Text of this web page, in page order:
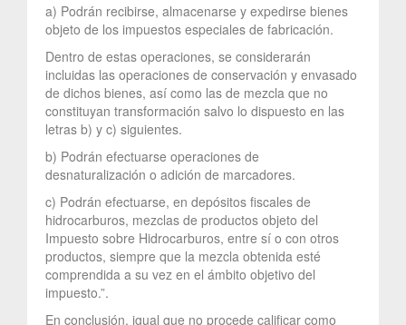
a) Podrán recibirse, almacenarse y expedirse bienes
objeto de los impuestos especiales de fabricación.
Dentro de estas operaciones, se considerarán
incluidas las operaciones de conservación y envasado
de dichos bienes, así como las de mezcla que no
constituyan transformación salvo lo dispuesto en las
letras b) y c) siguientes.
b) Podrán efectuarse operaciones de
desnaturalización o adición de marcadores.
c) Podrán efectuarse, en depósitos fiscales de
hidrocarburos, mezclas de productos objeto del
Impuesto sobre Hidrocarburos, entre sí o con otros
productos, siempre que la mezcla obtenida esté
comprendida a su vez en el ámbito objetivo del
impuesto.”.
En conclusión, igual que no procede calificar como